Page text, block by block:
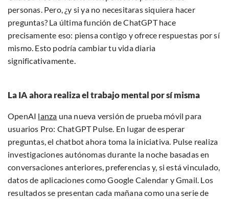
personas. Pero, ¿y si ya no necesitaras siquiera hacer
preguntas? La última función de ChatGPT hace
precisamente eso: piensa contigo y ofrece respuestas por sí
mismo. Esto podría cambiar tu vida diaria
significativamente.
La IA ahora realiza el trabajo mental por sí misma
OpenAI lanza una nueva versión de prueba móvil para
usuarios Pro: ChatGPT Pulse. En lugar de esperar
preguntas, el chatbot ahora toma la iniciativa. Pulse realiza
investigaciones autónomas durante la noche basadas en
conversaciones anteriores, preferencias y, si está vinculado,
datos de aplicaciones como Google Calendar y Gmail. Los
resultados se presentan cada mañana como una serie de